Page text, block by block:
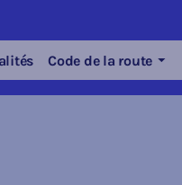
Code de la route